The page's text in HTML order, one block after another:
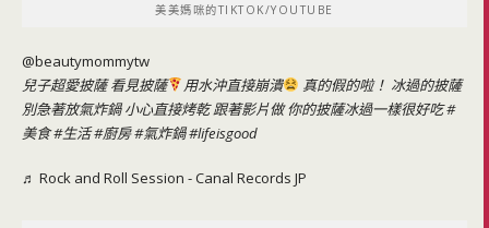
美美媽咪的TIKTOK/YOUTUBE
@beautymommytw
兒子超愛披薩 看見披薩
用水沖直接崩潰
真的假的啦！ 冰過的披薩
別急著放氣炸鍋 小心直接烤乾 跟著影片做 你的披薩冰過一樣很好吃#
美食#生活#廚房#氣炸鍋#lifeisgood
♬ Rock and Roll Session - Canal Records JP